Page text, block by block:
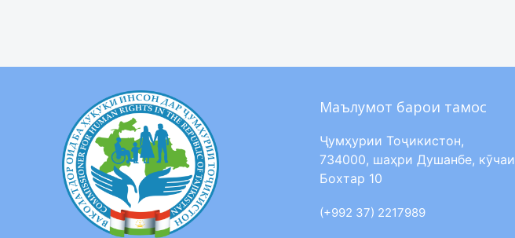
Маълумот барои тамос
Ҷумҳурии Тоҷикистон,
734000, шаҳри Душанбе, кӯчаи
Бохтар 10
(+992 37) 2217989